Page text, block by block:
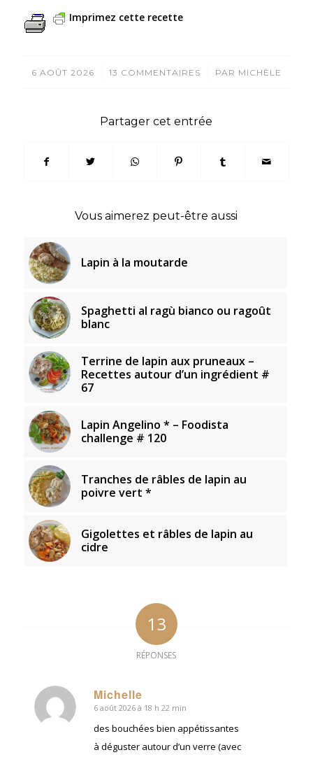
Imprimez cette recette
6 AOÛT 2026
/ 13 COMMENTAIRES
/ PAR MICHÈLE
Partager cet entrée
Vous aimerez peut-être aussi
Lapin à la moutarde
Spaghetti al ragù bianco ou ragoût
blanc
Terrine de lapin aux pruneaux –
Recettes autour d’un ingrédient #
67
Lapin Angelino * – Foodista
challenge # 120
Tranches de râbles de lapin au
poivre vert *
Gigolettes et râbles de lapin au
cidre
13
RÉPONSES
Michelle
dit
:
6 août 2026 à 18 h 22 min
des bouchées bien appétissantes
à déguster autour d’un verre (avec